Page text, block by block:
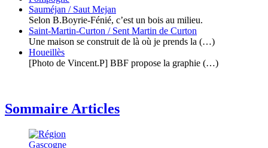
Sauméjan / Saut Mejan
Selon B.Boyrie-Fénié, c’est un bois au milieu.
Saint-Martin-Curton / Sent Martin de Curton
Une maison se construit de là où je prends la (…)
Houeillès
[Photo de Vincent.P] BBF propose la graphie (…)
Sommaire Articles